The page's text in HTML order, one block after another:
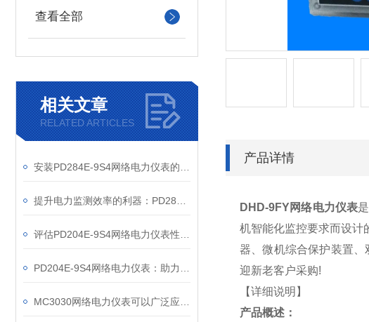
查看全部
相关文章
RELATED ARTICLES
产品详情
DHD-9FY网络电力仪表
机智能化监控要求而设计
器、微机综合保护装置
迎新老客户采购!
【详细说明】
产品概述：